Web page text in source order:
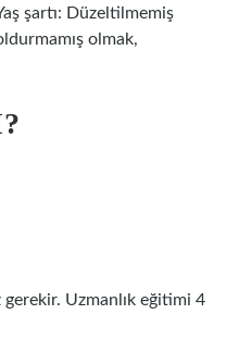
şartı: Düzeltilmemiş
olmak,
gerekir. Uzmanlık eğitimi 4